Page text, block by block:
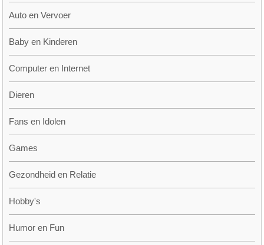
Auto en Vervoer
Baby en Kinderen
Computer en Internet
Dieren
Fans en Idolen
Games
Gezondheid en Relatie
Hobby's
Humor en Fun